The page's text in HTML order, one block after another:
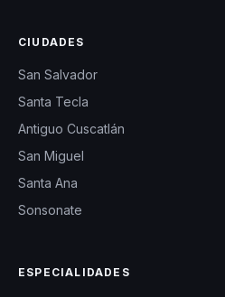
CIUDADES
San Salvador
Santa Tecla
Antiguo Cuscatlán
San Miguel
Santa Ana
Sonsonate
ESPECIALIDADES